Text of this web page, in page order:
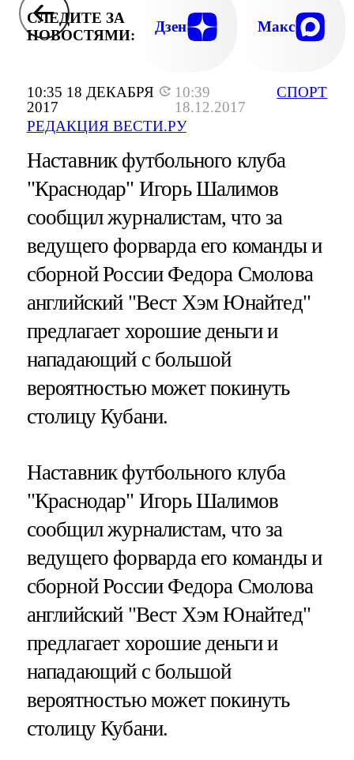
10:35 18 ДЕКАБРЯ
2017
10:39
18.12.2017
РЕДАКЦИЯ ВЕСТИ.РУ
СПОРТ
СЛЕДИТЕ ЗА
НОВОСТЯМИ:
Дзен Макс
Наставник футбольного клуба
"Краснодар" Игорь Шалимов
сообщил журналистам, что за
ведущего форварда его команды и
сборной России Федора Смолова
английский "Вест Хэм Юнайтед"
предлагает хорошие деньги и
нападающий с большой
вероятностью может покинуть
столицу Кубани.
Наставник футбольного клуба
"Краснодар" Игорь Шалимов
сообщил журналистам, что за
ведущего форварда его команды и
сборной России Федора Смолова
английский "Вест Хэм Юнайтед"
предлагает хорошие деньги и
нападающий с большой
вероятностью может покинуть
столицу Кубани.